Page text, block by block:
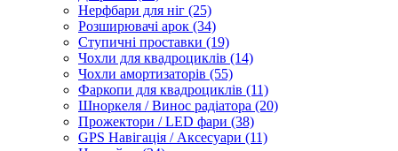
Нерфбари для ніг (25)
Розширювачі арок (34)
Ступичні проставки (19)
Чохли для квадроциклів (14)
Чохли амортизаторів (55)
Фаркопи для квадроциклів (11)
Шноркеля / Винос радіатора (20)
Прожектори / LED фари (38)
GPS Навігація / Аксесуари (11)